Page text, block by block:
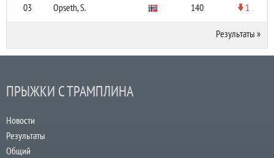
03 Opseth, S. 140 1
Результаты »
ПРЫЖКИ С ТРАМПЛИНА
Новости
Результаты
Общий